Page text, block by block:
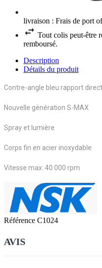
livraison : Frais de port
Tout colis peut-être
remboursé.
Description
Détails du produit
Contre-angle bleu rapport direct
Nouvelle génération S-MAX
Spray et lumière
Corps fin en acier inoxydable
Vitesse max: 40 000 rpm
Référence C1024
AVIS